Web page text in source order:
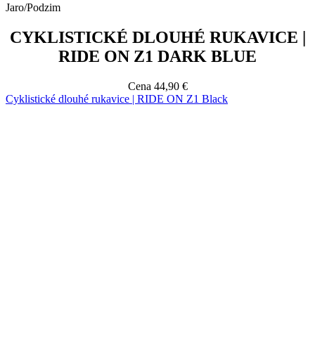
Jaro/Podzim
CYKLISTICKÉ DLOUHÉ RUKAVICE |
RIDE ON Z1 DARK BLUE
Cena 44,90 €
Cyklistické dlouhé rukavice | RIDE ON Z1 Black